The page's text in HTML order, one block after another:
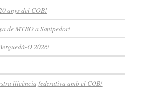
anys del COB!
de MTBO a Santpedor!
O 2026!
llicència federativa amb el COB!